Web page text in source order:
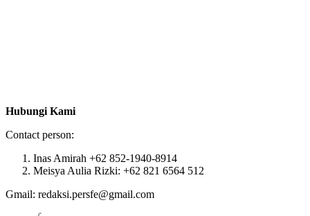
Hubungi Kami
Contact person:
Inas Amirah +62 852-1940-8914
Meisya Aulia Rizki: +62 821 6564 512
Gmail: redaksi.persfe@gmail.com